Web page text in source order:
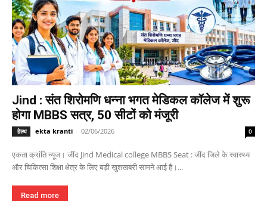
Jind : संत शिरोमणि धन्ना भगत मेडिकल कॉलेज में शुरू
होगा MBBS सत्र, 50 सीटों को मंजूरी
हेल्थ ekta kranti - 02/06/2026 0
एकता क्रांति न्यूज। जींद Jind Medical college MBBS Seat : जींद जिले के स्वास्थ्य
और चिकित्सा शिक्षा क्षेत्र के लिए बड़ी खुशखबरी सामने आई है।...
Read more